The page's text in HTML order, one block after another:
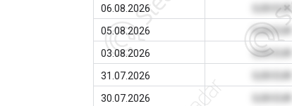
06.08.2026
0,00 EUR
05.08.2026
0,00 EUR
03.08.2026
0,00 EUR
31.07.2026
30.07.2026